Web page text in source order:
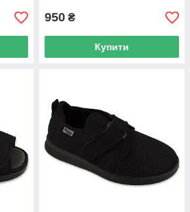
950 ₴
Купити